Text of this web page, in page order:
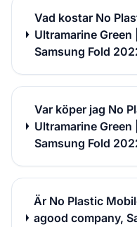
Vad kostar No
Ultramarine
Samsung Fold
Var köper jag No
Ultramarine
Samsung Fold
Är No Plastic
agood company,